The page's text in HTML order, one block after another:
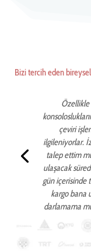
Bizi tercih eden
Özellikle
çeviri
ilgileniyorlar.
talep ettim
ulaşacak
gün içerisinde
kargo bana
darlamama